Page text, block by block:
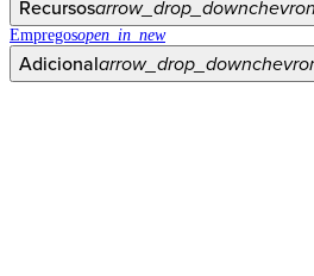
Recursosarrow_drop_down
Empregosopen_in_new
Adicionalarrow_drop_down